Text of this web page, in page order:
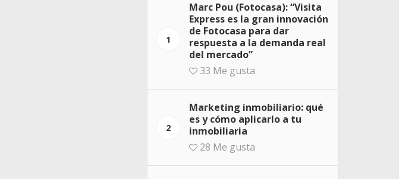
1
Marc Pou (Fotocasa): “Visita
Express es la gran innovación
de Fotocasa para dar
respuesta a la demanda real
del mercado”
33 Me gusta
2
Marketing inmobiliario: qué
es y cómo aplicarlo a tu
inmobiliaria
28 Me gusta